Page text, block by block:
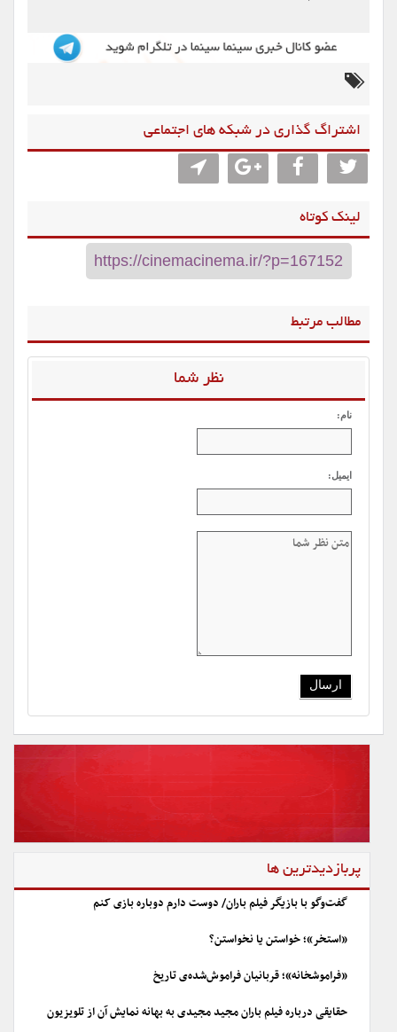
انتهای پیام
اشتراگ گذاری در شبکه های اجتماعی
لینک کوتاه
نظر شما
پربازدیدترین ها
گفت‌وگو با بازیگر فیلم باران/ دوست دارم دوباره بازی کنم
«استخر»؛ خواستن یا نخواستن؟
«فراموشخانه»؛ قربانیان فراموش‌شده‌ی تاریخ